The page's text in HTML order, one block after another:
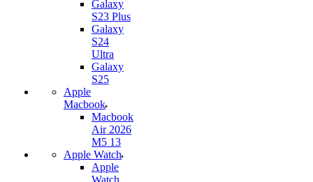
Galaxy
S23 Plus
Galaxy
S24
Ultra
Galaxy
S25
Apple
Macbook
Macbook
Air 2026
M5 13
Apple Watch
Apple
Watch